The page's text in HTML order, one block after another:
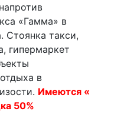
«Гамма» в
Стоянка такси,
гипермаркет
в
Имеются «
50%